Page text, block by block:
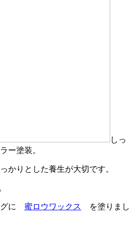
しっ
ー塗装。
かりとした養生が大切です。
グに 蜜ロウワックス
を塗りまし